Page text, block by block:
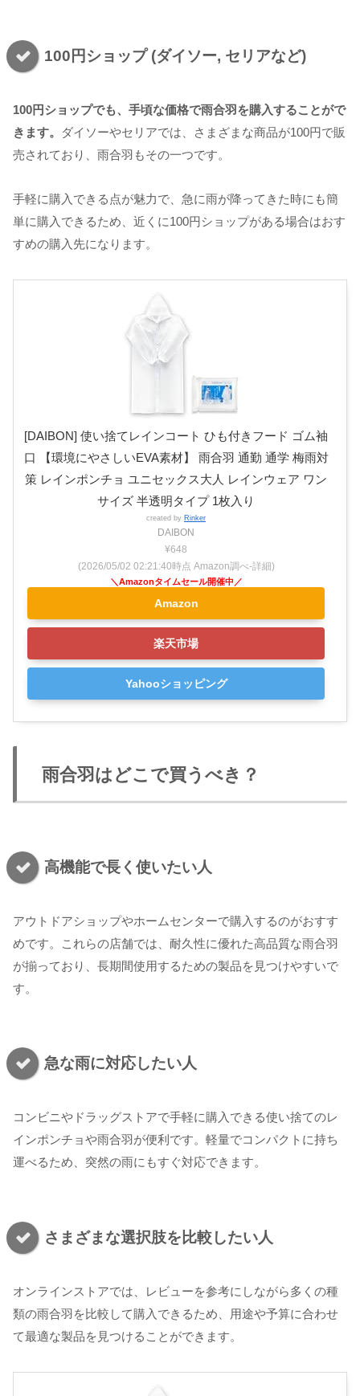
100円ショップ (ダイソー, セリアなど)
100円ショップでも、手頃な価格で雨合羽を購入することがで
きます。
ダイソーやセリアでは、さまざまな商品が100円で販
売されており、雨合羽もその一つです。
手軽に購入できる点が魅力で、急に雨が降ってきた時にも簡
単に購入できるため、近くに100円ショップがある場合はおす
すめの購入先になります。
[DAIBON] 使い捨てレインコート ひも付きフード ゴム袖
口 【環境にやさしいEVA素材】 雨合羽 通勤 通学 梅雨対
策 レインポンチョ ユニセックス大人 レインウェア ワン
サイズ 半透明タイプ 1枚入り
created by Rinker
DAIBON
¥648
(2026/05/02 02:21:40時点 Amazon調べ-詳細)
Amazon
楽天市場
Yahooショッピング
雨合羽はどこで買うべき？
高機能で長く使いたい人
アウトドアショップやホームセンターで購入するのがおすす
めです。これらの店舗では、耐久性に優れた高品質な雨合羽
が揃っており、長期間使用するための製品を見つけやすいで
す。
急な雨に対応したい人
コンビニやドラッグストアで手軽に購入できる使い捨てのレ
インポンチョや雨合羽が便利です。軽量でコンパクトに持ち
運べるため、突然の雨にもすぐ対応できます。
さまざまな選択肢を比較したい人
オンラインストアでは、レビューを参考にしながら多くの種
類の雨合羽を比較して購入できるため、用途や予算に合わせ
て最適な製品を見つけることができます。